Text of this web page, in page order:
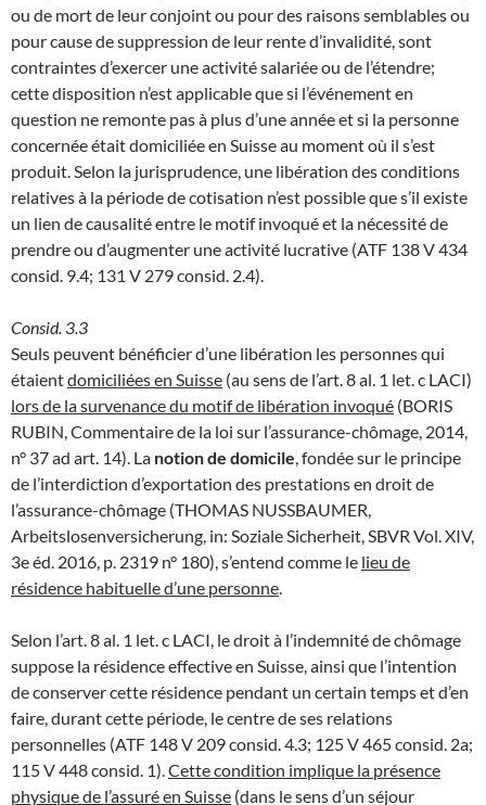
ou de mort de leur conjoint ou pour des raisons semblables ou
pour cause de suppression de leur rente d’invalidité, sont
contraintes d’exercer une activité salariée ou de l’étendre;
cette disposition n’est applicable que si l’événement en
question ne remonte pas à plus d’une année et si la personne
concernée était domiciliée en Suisse au moment où il s’est
produit. Selon la jurisprudence, une libération des conditions
relatives à la période de cotisation n’est possible que s’il existe
un lien de causalité entre le motif invoqué et la nécessité de
prendre ou d’augmenter une activité lucrative (ATF 138 V 434
consid. 9.4; 131 V 279 consid. 2.4).
Consid. 3.3
Seuls peuvent bénéficier d’une libération les personnes qui
étaientdomiciliées en Suisse (au sens de l’art. 8 al. 1 let. c LACI)
lors de la survenance du motif de libération invoqué (BORIS
RUBIN, Commentaire de la loi sur l’assurance-chômage, 2014,
n° 37 ad art. 14). La notion de domicile , fondée sur le principe
de l’interdiction d’exportation des prestations en droit de
l’assurance-chômage (THOMAS NUSSBAUMER,
Arbeitslosenversicherung, in: Soziale Sicherheit, SBVR Vol. XIV,
3e éd. 2016, p. 2319 n° 180), s’entend comme le lieu de
résidence habituelle d’une personne
Selon l’art. 8 al. 1 let. c LACI, le droit à l’indemnité de chômage
suppose la résidence effective en Suisse, ainsi que l’intention
de conserver cette résidence pendant un certain temps et d’en
faire, durant cette période, le centre de ses relations
personnelles (ATF 148 V 209 consid. 4.3; 125 V 465 consid. 2a;
115 V 448 consid. 1). Cette condition implique la présence
physique de l’assuré en Suisse (dans le sens d’un séjour